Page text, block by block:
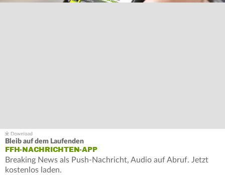
Bleib auf dem Laufenden
FFH-NACHRICHTEN-APP
Breaking News als Push-Nachricht, Audio auf Abruf. Jetzt
kostenlos laden.